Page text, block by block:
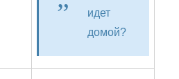
идет
домой?